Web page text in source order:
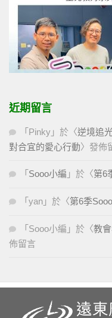
近期留言
「 Pinky 」於〈逆境追
對合宜的愛心行動〉發佈
「 Sooo小編 」於〈第6
「 yan 」於〈第6季
「 Sooo小編 」於〈教
佈留言